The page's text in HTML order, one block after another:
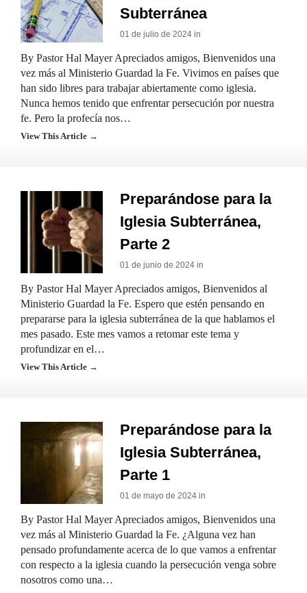
Subterránea
01 de julio de 2024 in
By Pastor Hal Mayer Apreciados amigos, Bienvenidos una
vez más al Ministerio Guardad la Fe. Vivimos en países que
han sido libres para trabajar abiertamente como iglesia.
Nunca hemos tenido que enfrentar persecución por nuestra
fe. Pero la profecía nos…
View This Article →
Preparándose para la
Iglesia Subterránea,
Parte 2
01 de junio de 2024 in
By Pastor Hal Mayer Apreciados amigos, Bienvenidos al
Ministerio Guardad la Fe. Espero que estén pensando en
prepararse para la iglesia subterránea de la que hablamos el
mes pasado. Este mes vamos a retomar este tema y
profundizar en el…
View This Article →
Preparándose para la
Iglesia Subterránea,
Parte 1
01 de mayo de 2024 in
By Pastor Hal Mayer Apreciados amigos, Bienvenidos una
vez más al Ministerio Guardad la Fe. ¿Alguna vez han
pensado profundamente acerca de lo que vamos a enfrentar
con respecto a la iglesia cuando la persecución venga sobre
nosotros como una…